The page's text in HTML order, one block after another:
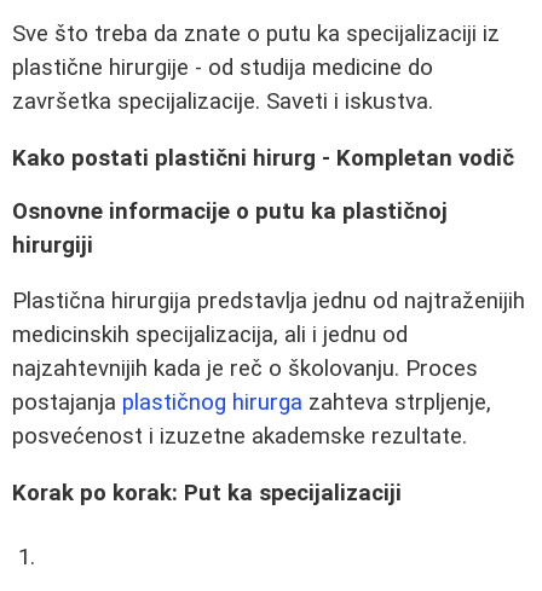
Sve što treba da znate o putu ka specijalizaciji iz
plastične hirurgije - od studija medicine do
završetka specijalizacije. Saveti i iskustva.
Kako postati plastični hirurg - Kompletan vodič
Osnovne informacije o putu ka plastičnoj
hirurgiji
Plastična hirurgija predstavlja jednu od najtraženijih
medicinskih specijalizacija, ali i jednu od
najzahtevnijih kada je reč o školovanju. Proces
postajanja plastičnog hirurga zahteva strpljenje,
posvećenost i izuzetne akademske rezultate.
Korak po korak: Put ka specijalizaciji